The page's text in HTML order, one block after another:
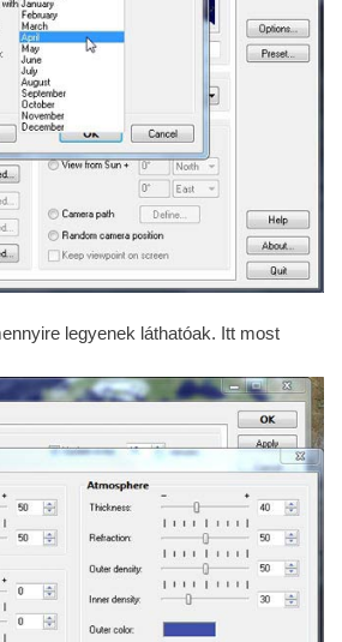
legyenek láthatóak. Itt most